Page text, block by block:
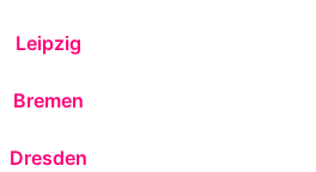
Leipzig
Bremen
Dresden